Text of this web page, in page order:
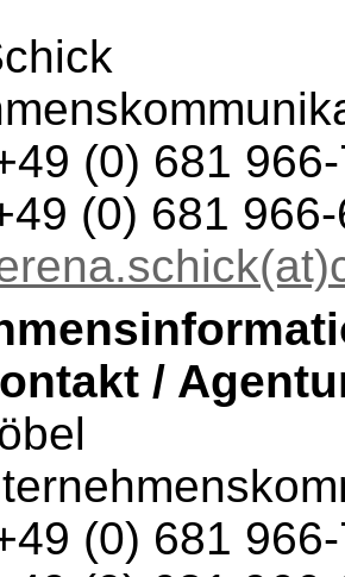
(0) 681
(0) 681
/
(0) 681